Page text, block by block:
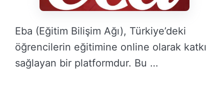
Eba (Eğitim Bilişim Ağı), Türkiye’deki
öğrencilerin eğitimine online olarak katkı
sağlayan bir platformdur. Bu …